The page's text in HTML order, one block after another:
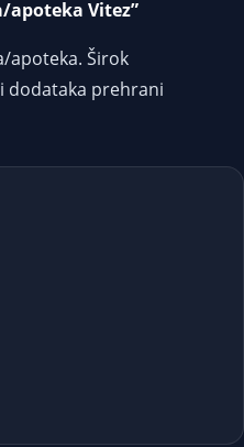
apoteka Vitez”
apoteka. Širok
dodataka prehrani